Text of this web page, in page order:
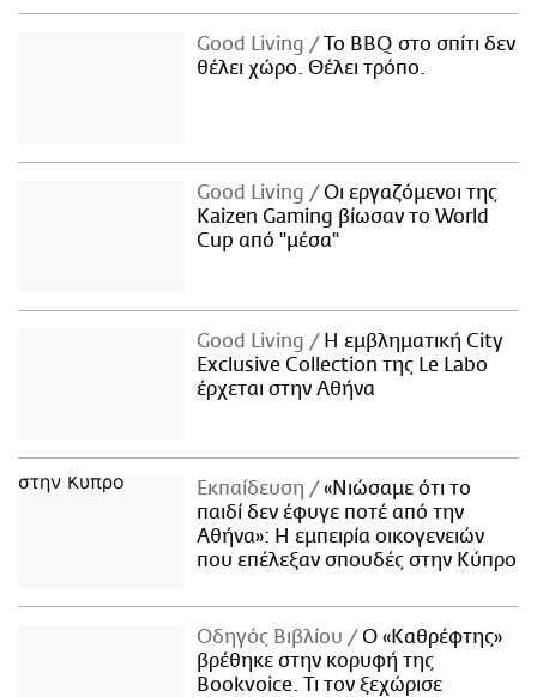
Good Living
Το BBQ στο σπίτι δεν
θέλει χώρο. Θέλει τρόπο.
Good Living
Οι εργαζόμενοι της
Kaizen Gaming βίωσαν το World
Cup από "μέσα"
Good Living
Η εμβληματική City
Exclusive Collection της Le Labo
έρχεται στην Αθήνα
Εκπαίδευση
«Νιώσαμε ότι το
παιδί δεν έφυγε ποτέ από την
Αθήνα»: Η εμπειρία οικογενειών
που επέλεξαν σπουδές στην Κύπρο
Οδηγός Βιβλίου
Ο «Καθρέφτης»
βρέθηκε στην κορυφή της
Bookvoice. Τι τον ξεχώρισε